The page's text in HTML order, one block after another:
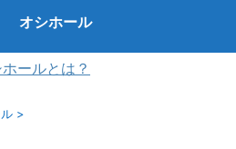
オシホール
ールとは？
>